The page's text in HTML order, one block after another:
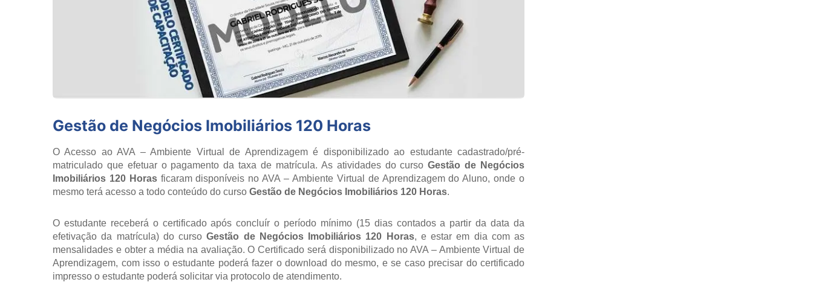
Gestão de Negócios Imobiliários 120 Horas
O Acesso ao AVA – Ambiente Virtual de Aprendizagem é disponibilizado ao estudante cadastrado/pré-
matriculado que efetuar o pagamento da taxa de matrícula. As atividades do cursoGestão de Negócios
Imobiliários 120 Horasficaram disponíveis no AVA – Ambiente Virtual de Aprendizagem do Aluno, onde o
mesmo terá acesso a todo conteúdo do curso Gestão de Negócios Imobiliários 120 Horas.
O estudante receberá o certificado após concluír o período mínimo (15 dias contados a partir da data da
efetivação da matrícula) do cursoGestão de Negócios Imobiliários 120 Horas, e estar em dia com as
mensalidades e obter a média na avaliação. O Certificado será disponibilizado no AVA – Ambiente Virtual de
Aprendizagem, com isso o estudante poderá fazer o download do mesmo, e se caso precisar do certificado
impresso o estudante poderá solicitar via protocolo de atendimento.